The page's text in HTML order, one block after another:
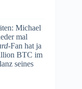
Michael
mal
-Fan hat ja
BTC im
seines